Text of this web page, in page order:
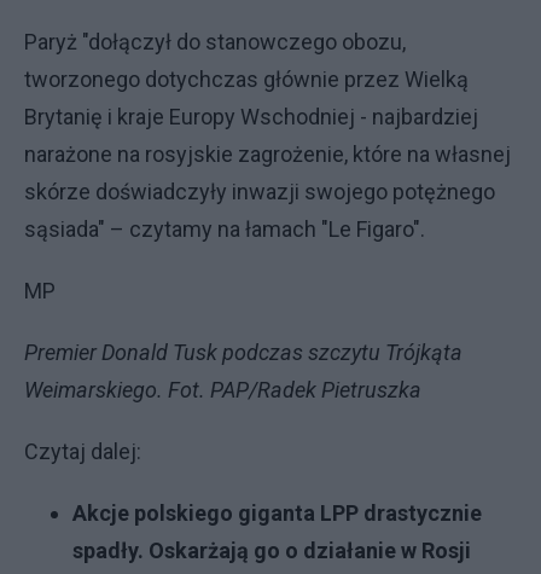
Paryż "dołączył do stanowczego obozu,
tworzonego dotychczas głównie przez Wielką
Brytanię i kraje Europy Wschodniej - najbardziej
narażone na rosyjskie zagrożenie, które na własnej
skórze doświadczyły inwazji swojego potężnego
sąsiada" – czytamy na łamach "Le Figaro".
MP
Premier Donald Tusk podczas szczytu Trójkąta
Weimarskiego. Fot. PAP/Radek Pietruszka
Czytaj dalej:
Akcje polskiego giganta LPP drastycznie
spadły. Oskarżają go o działanie w Rosji